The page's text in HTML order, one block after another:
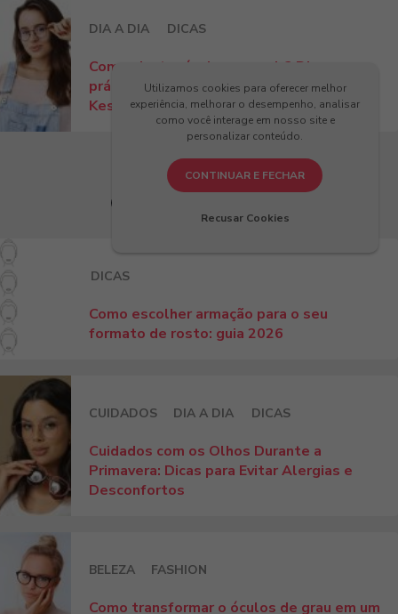
DIA A DIA DICAS
Como ajustar óculos no nariz? Dicas
práticas para conforto e estilo com
Kessy!
DICAS
Como escolher armação para o seu
formato de rosto: guia 2026
CUIDADOS DIA A DIA DICAS
Cuidados com os Olhos Durante a
Primavera: Dicas para Evitar Alergias e
Desconfortos
BELEZA FASHION
Como transformar o óculos de grau em um
Utilizamos cookies para oferecer melhor
experiência, melhorar o desempenho, analisar
como você interage em nosso site e
personalizar conteúdo.
CONTINUAR E FECHAR
Recusar Cookies